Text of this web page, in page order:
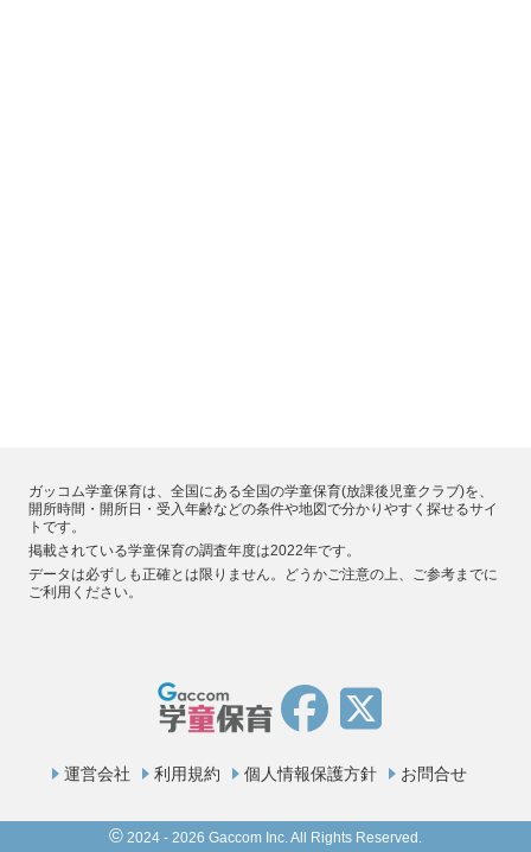
ガッコム学童保育は、全国にある全国の学童保育(放課後児童クラブ)を、
開所時間・開所日・受入年齢などの条件や地図で分かりやすく探せるサイ
トです。
掲載されている学童保育の調査年度は2022年です。
データは必ずしも正確とは限りません。どうかご注意の上、ご参考までに
ご利用ください。
運営会社 利用規約 個人情報保護方針 お問合せ
© 2024 - 2026 Gaccom Inc. All Rights Reserved.